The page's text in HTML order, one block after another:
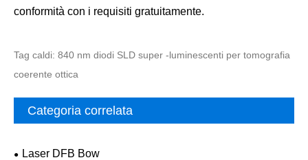
conformità con i requisiti gratuitamente.
Tag caldi: 840 nm diodi SLD super -luminescenti per tomografia
coerente ottica
Categoria correlata
Laser DFB Bow